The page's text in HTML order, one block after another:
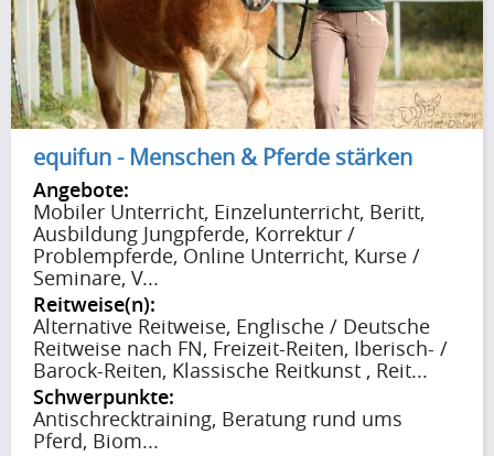
Unterrichtssprache
equifun - Menschen & Pferde stärken
Angebote:
Mobiler Unterricht, Einzelunterricht, Beritt,
Ausbildung Jungpferde, Korrektur /
Problempferde, Online Unterricht, Kurse /
Seminare, V...
Reitweise(n):
Alternative Reitweise, Englische / Deutsche
Reitweise nach FN, Freizeit-Reiten, Iberisch- /
Barock-Reiten, Klassische Reitkunst , Reit...
Schwerpunkte:
Antischrecktraining, Beratung rund ums
Pferd, Biom...